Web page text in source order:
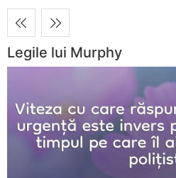
Legile lui Murphy